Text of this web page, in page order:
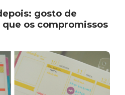
gosto de
os compromissos